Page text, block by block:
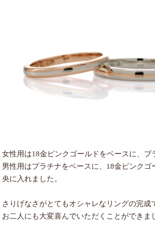
女性用は18金ピンクゴールドをベースに、プ
男性用はプラチナをベースに、18金ピンクゴ
央に入れました。
さりげなさがとてもオシャレなリングの完成
お二人にも大変喜んでいただくことができま